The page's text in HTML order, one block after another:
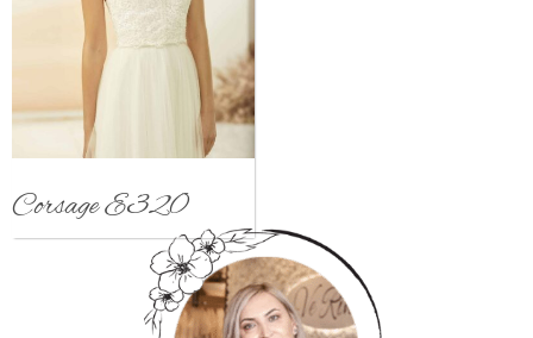
Corsage E320